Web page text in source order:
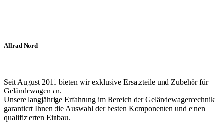
Allrad Nord
Seit August 2011 bieten wir exklusive Ersatzteile und Zubehör für
Geländewagen an.
Unsere langjährige Erfahrung im Bereich der Geländewagentechnik
garantiert Ihnen die Auswahl der besten Komponenten und einen
qualifizierten Einbau.